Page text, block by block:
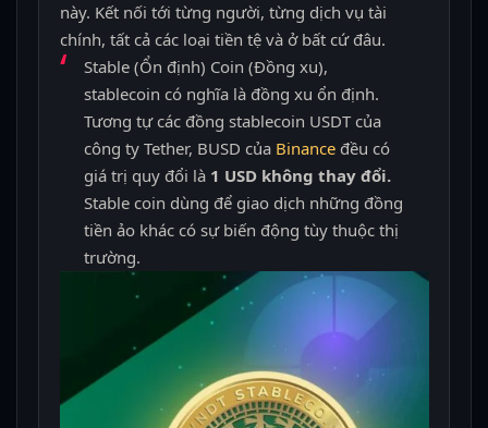
này. Kết nối tới từng người, từng dịch vụ tài
chính, tất cả các loại tiền tệ và ở bất cứ đâu.
Stable (Ổn định) Coin (Đồng xu),
stablecoin có nghĩa là đồng xu ổn định.
Tương tự các đồng stablecoin USDT của
công ty Tether, BUSD của Binance đều có
giá trị quy đổi là 1 USD không thay đổi.
Stable coin dùng để giao dịch những đồng
tiền ảo khác có sự biến động tùy thuộc thị
trường.